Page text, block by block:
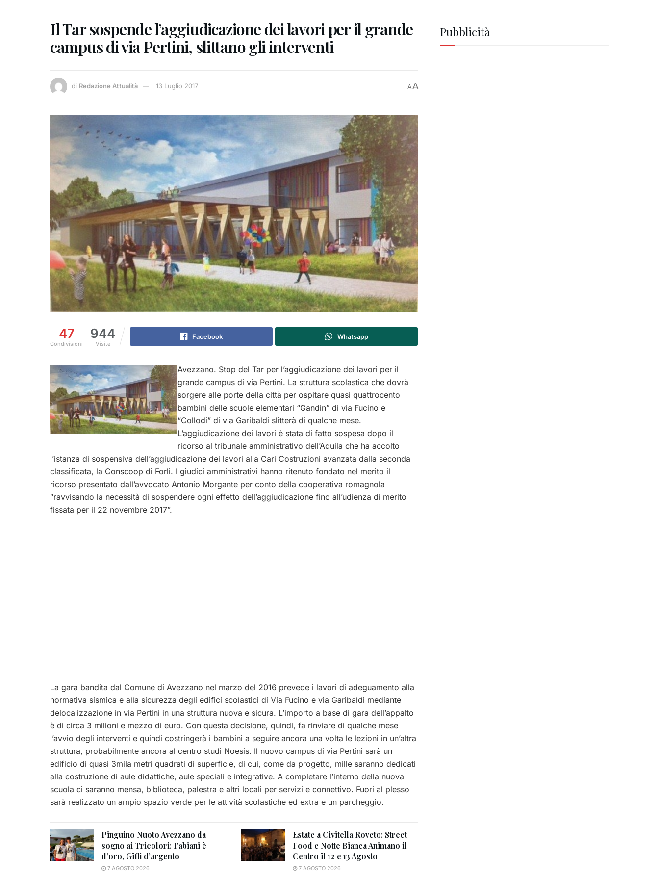
Il Tar sospende l’aggiudicazione dei lavori per il grande
campus di via Pertini, slittano gli interventi
di Redazione Attualità 13 Luglio 2017 AA
47
Condivisioni
944
Visite
Facebook Whatsapp
Avezzano. Stop del Tar per l’aggiudicazione dei lavori per il
grande campus di via Pertini. La struttura scolastica che dovrà
sorgere alle porte della città per ospitare quasi quattrocento
bambini delle scuole elementari “Gandin” di via Fucino e
“Collodi” di via Garibaldi slitterà di qualche mese.
L’aggiudicazione dei lavori è stata di fatto sospesa dopo il
ricorso al tribunale amministrativo dell’Aquila che ha accolto
l’istanza di sospensiva dell’aggiudicazione dei lavori alla Cari Costruzioni avanzata dalla seconda
classificata, la Conscoop di Forlì. I giudici amministrativi hanno ritenuto fondato nel merito il
ricorso presentato dall’avvocato Antonio Morgante per conto della cooperativa romagnola
“ravvisando la necessità di sospendere ogni effetto dell’aggiudicazione fino all’udienza di merito
fissata per il 22 novembre 2017”.
La gara bandita dal Comune di Avezzano nel marzo del 2016 prevede i lavori di adeguamento alla
normativa sismica e alla sicurezza degli edifici scolastici di Via Fucino e via Garibaldi mediante
delocalizzazione in via Pertini in una struttura nuova e sicura. L’importo a base di gara dell’appalto
è di circa 3 milioni e mezzo di euro. Con questa decisione, quindi, fa rinviare di qualche mese
l’avvio degli interventi e quindi costringerà i bambini a seguire ancora una volta le lezioni in un’altra
struttura, probabilmente ancora al centro studi Noesis. Il nuovo campus di via Pertini sarà un
edificio di quasi 3mila metri quadrati di superficie, di cui, come da progetto, mille saranno dedicati
alla costruzione di aule didattiche, aule speciali e integrative. A completare l’interno della nuova
scuola ci saranno mensa, biblioteca, palestra e altri locali per servizi e connettivo. Fuori al plesso
sarà realizzato un ampio spazio verde per le attività scolastiche ed extra e un parcheggio.
Pinguino Nuoto Avezzano da
sogno ai Tricolori: Fabiani è
d’oro, Giffi d’argento
7 AGOSTO 2026
Estate a Civitella Roveto: Street
Food e Notte Bianca Animano il
Centro il 12 e 13 Agosto
7 AGOSTO 2026
Pubblicità